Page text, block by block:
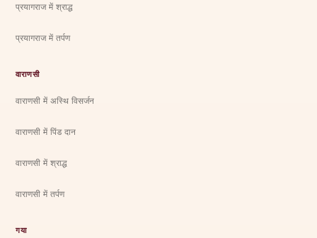
प्रयागराज में श्राद्ध
प्रयागराज में तर्पण
वाराणसी
वाराणसी में अस्थि विसर्जन
वाराणसी में पिंड दान
वाराणसी में श्राद्ध
वाराणसी में तर्पण
गया